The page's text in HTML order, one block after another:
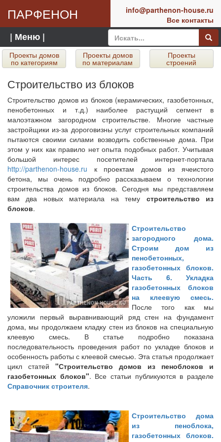
ПАРФЕНОН
info@parthenon-house.ru
Все контакты
| Меню |
Проекты домов
по категориям
Проекты домов
по материалам
Проекты
строений
Строительство из блоков
Строительство домов из блоков (керамических, газобетонных,
пенобетонных и т.д.) наиболее растущий сегмент в
малоэтажном загородном строительстве. Многие частные
застройщики из-за дороговизны услуг строительных компаний
пытаются своими силами возводить собственные дома. При
этом у них как правило нет опыта подобных работ. Учитывая
большой интерес посетителей интернет-портала
http://parthenon-house.ru к проектам домов из ячеистого
бетона, мы очень подробно рассказываем о технологии
строительства домов из блоков. Сегодня мы представляем
вам два новых материала на тему строительство из
блоков.
Строительство
загородного дома.
Строим дом из
пенобетонных,
газобетонных блоков.
Часть 6. Укладка
газобетонных блоков
на клеевую смесь.
После того как мы
уложили первый выравнивающий ряд стен на фундамент
дома, мы продолжаем кладку стен из блоков на специальную
клеевую смесь. В статье подробно показана
последовательность проведения работ по укладке блоков и
особенность работы с клеевой смесью. Эта статья продолжает
цикл статей "Строительство домов из пеноблоков и
газобетонных блоков". Все статьи публикуются в разделе
Справочник строителя.
Строительство дома
из пеноблока,
газобетонных блоков.